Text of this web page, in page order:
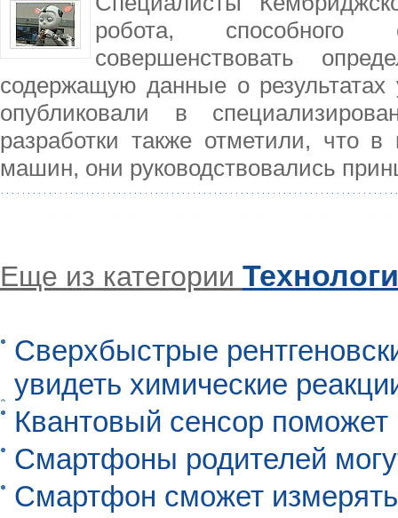
робота, способного
совершенствовать
содержащую данные о
опубликовали в
разработки также отметили, что в
машин, они руководствовались
Еще из категории
Сверхбыстрые
увидеть химические
Квантовый сенсор
Смартфоны родителей
Смартфон сможет